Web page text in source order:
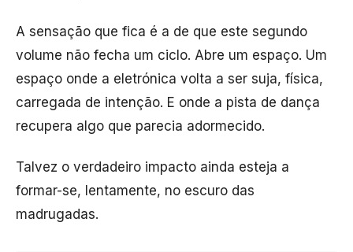
A sensação que fica é a de que este segundo
volume não fecha um ciclo. Abre um espaço. Um
espaço onde a eletrónica volta a ser suja, física,
carregada de intenção. E onde a pista de dança
recupera algo que parecia adormecido.
Talvez o verdadeiro impacto ainda esteja a
formar-se, lentamente, no escuro das
madrugadas.